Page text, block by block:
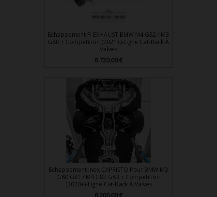
Echappement FI EXHAUST BMW M4 G82 / M3
G80 + Competition (2021+)-Ligne Cat-Back À
Valves
Prix
6 720,00 €
Echappement Inox CAPRISTO Pour BMW M3
G80 G81 / M4 G82 G83 + Competition
(2020+)-Ligne Cat-Back À Valves
Prix